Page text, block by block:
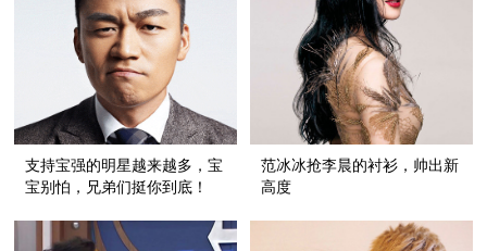
支持宝强的明星越来越多，宝
宝别怕，兄弟们挺你到底！
范冰冰抢李晨的衬衫，帅出新
高度